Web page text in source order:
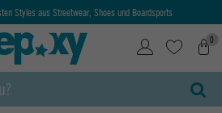
kostenlose Lieferung & Retoure
0